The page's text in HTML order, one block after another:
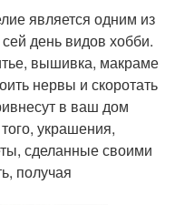
является одним из
день видов хобби.
вышивка, макраме
нервы и скоротать
в ваш дом
украшения,
сделанные своими
получая